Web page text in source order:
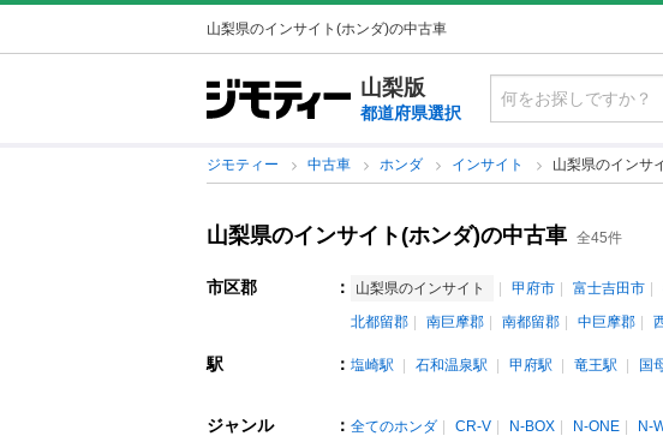
山梨県のインサイト(ホンダ)の中古車
山梨版
都道府県選択
ジモティー 中古車 ホンダ インサイト 山梨県のインサ
山梨県のインサイト(ホンダ)の中古車 全45件
市区郡 ： 山梨県のインサイト 甲府市 富士吉田市
北都留郡
南巨摩郡 南都留郡 中巨摩郡
駅 ： 塩崎駅 石和温泉駅 甲府駅 竜王駅 国
ジャンル ： 全てのホンダ CR-V N-BOX N-ONE N-